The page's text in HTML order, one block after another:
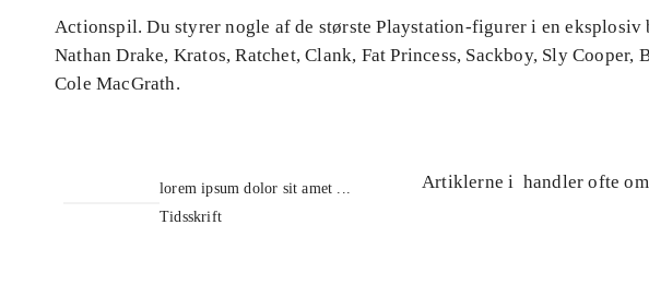
Actionspil. Du styrer nogle af de største Playstation-figurer i en eksplosiv
Nathan Drake, Kratos, Ratchet, Clank, Fat Princess, Sackboy, Sly Cooper,
Cole MacGrath.
lorem ipsum dolor sit amet ...
Tidsskrift
Artiklerne i handler ofte om